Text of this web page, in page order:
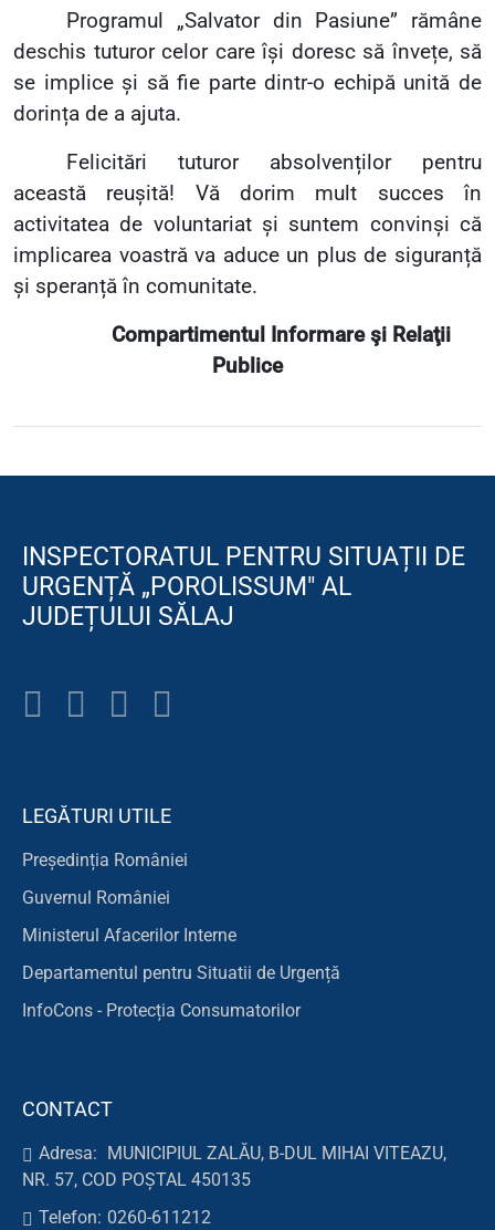
Programul „Salvator din Pasiune” rămâne
deschis tuturor celor care își doresc să învețe, să
se implice și să fie parte dintr-o echipă unită de
dorința de a ajuta.
Felicitări tuturor absolvenților pentru
această reușită! Vă dorim mult succes în
activitatea de voluntariat și suntem convinși că
implicarea voastră va aduce un plus de siguranță
și speranță în comunitate.
Compartimentul Informare şi Relaţii
Publice
INSPECTORATUL PENTRU SITUAȚII DE
URGENȚĂ „POROLISSUM" AL
JUDEȚULUI SĂLAJ
LEGĂTURI UTILE
Președinția României
Guvernul României
Ministerul Afacerilor Interne
Departamentul pentru Situatii de Urgență
InfoCons - Protecția Consumatorilor
CONTACT
Adresa:
MUNICIPIUL ZALĂU, B-DUL MIHAI VITEAZU,
NR. 57, COD POȘTAL 450135
Telefon: 0260-611212